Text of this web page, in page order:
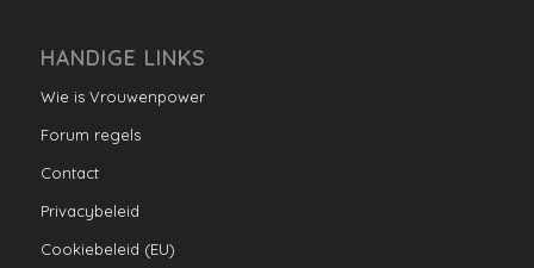
HANDIGE LINKS
Wie is Vrouwenpower
Forum regels
Contact
Privacybeleid
Cookiebeleid (EU)